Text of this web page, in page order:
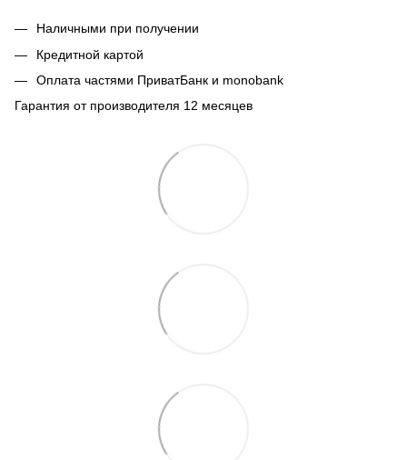
Наличными при получении
Кредитной картой
Оплата частями ПриватБанк и monobank
Гарантия от производителя 12 месяцев